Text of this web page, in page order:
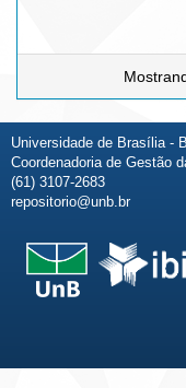
Universidade de Brasília -
Coordenadoria de Gestão
(61) 3107-2683
repositorio@unb.br